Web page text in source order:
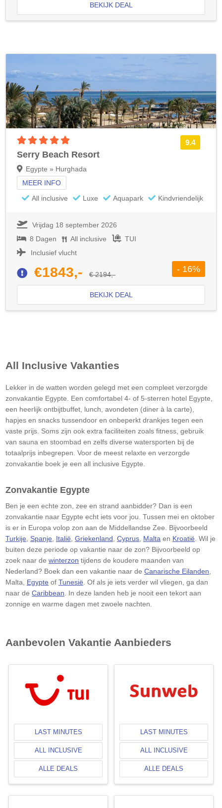
BEKIJK DEAL
9.4
Serry Beach Resort
Egypte » Hurghada
MEER INFO
All inclusive
Luxe Aquapark Kindvriendelijk
Vrijdag 18 september 2026
8 Dagen
All inclusive
TUI
Inclusief vlucht
€1843,- € 2194,-
- 16%
BEKIJK DEAL
All Inclusive Vakanties
Lekker in de watten worden gelegd met een compleet verzorgde
zonvakantie Egypte . Een comfortabel 4- of 5-sterren hotel Egypte
een heerlijk ontbijtbuffet, lunch, avondeten (diner à la carte),
hapjes en snacks tussendoor en onbeperkt drankjes tegen een
vaste prijs. Soms zijn ook extra faciliteiten zoals fitness, gebruik
van sauna en stoombad en zelfs diverse watersporten bij de
totaalprijs inbegrepen. Voor de meest relaxte en verzorgde
zonvakantie boek je een all inclusive Egypte
Zonvakantie Egypte
Ben je een echte zon, zee en strand aanbidder? Dan is een
zonvakantie naar Egypte echt iets voor jou. Tussen mei en oktober
is er in Europa volop zon aan de Middellandse Zee. Bijvoorbeeld
Turkije Spanje Italië Griekenland Cyprus Malta en Kroatië . Wil je
buiten deze periode op vakantie naar de zon? Bijvoorbeeld op
zoek naar de winterzon tijdens de koudere maanden van
Nederland? Boek dan een vakantie naar de Canarische Eilanden
Malta, Egypte of Tunesië . Of als je iets verder wil vliegen, ga dan
naar de Caribbean . In deze landen heb je nooit een tekort aan
zonnige en warme dagen met zwoele nachten.
Aanbevolen Vakantie Aanbieders
LAST MINUTES
ALL INCLUSIVE
ALLE DEALS
LAST MINUTES
ALL INCLUSIVE
ALLE DEALS